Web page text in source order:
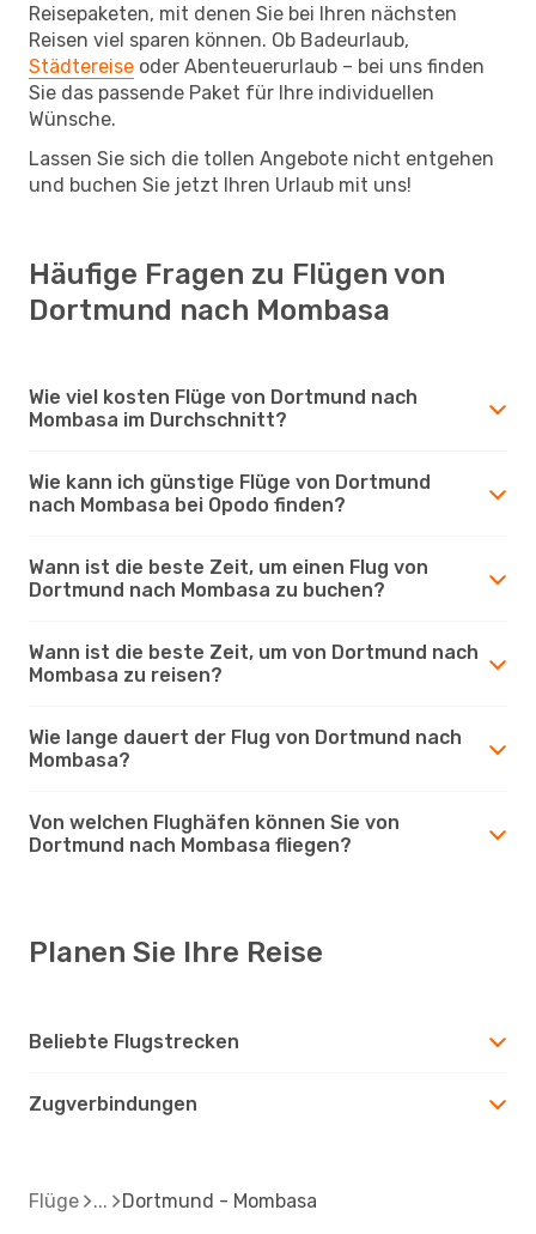
Reisepaketen, mit denen Sie bei Ihren nächsten
Reisen viel sparen können. Ob Badeurlaub,
Städtereise oder Abenteuerurlaub – bei uns finden
Sie das passende Paket für Ihre individuellen
Wünsche.
Lassen Sie sich die tollen Angebote nicht entgehen
und buchen Sie jetzt Ihren Urlaub mit uns!
Häufige Fragen zu Flügen von
Dortmund nach Mombasa
Wie viel kosten Flüge von Dortmund nach
Mombasa im Durchschnitt?
Wie kann ich günstige Flüge von Dortmund
nach Mombasa bei Opodo finden?
Wann ist die beste Zeit, um einen Flug von
Dortmund nach Mombasa zu buchen?
Wann ist die beste Zeit, um von Dortmund nach
Mombasa zu reisen?
Wie lange dauert der Flug von Dortmund nach
Mombasa?
Von welchen Flughäfen können Sie von
Dortmund nach Mombasa fliegen?
Planen Sie Ihre Reise
Beliebte Flugstrecken
Zugverbindungen
Flüge Dortmund - Mombasa